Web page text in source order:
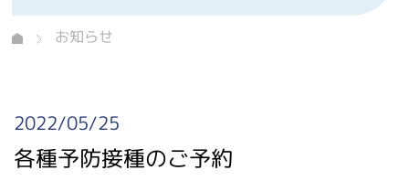
お知らせ
2022/05/25
各種予防接種のご予約